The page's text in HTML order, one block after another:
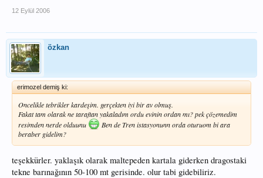
12 Eylül 2006
özkan
erimozel demiş ki:
Oncelikle tebrikler kardeşim. gerçekten iyi bir av olmuş.
Fakat tam olarak ne taraftan yakaladım ordu evinin ordan mı? pek çözemedim
resimden nerde olduunu
Ben de Tren istasyonunn orda oturuom bi ara
beraber gidelim?
teşekkürler. yaklaşık olarak maltepeden kartala giderken dragostaki
tekne barınağının 50-100 mt gerisinde. olur tabi gidebiliriz.